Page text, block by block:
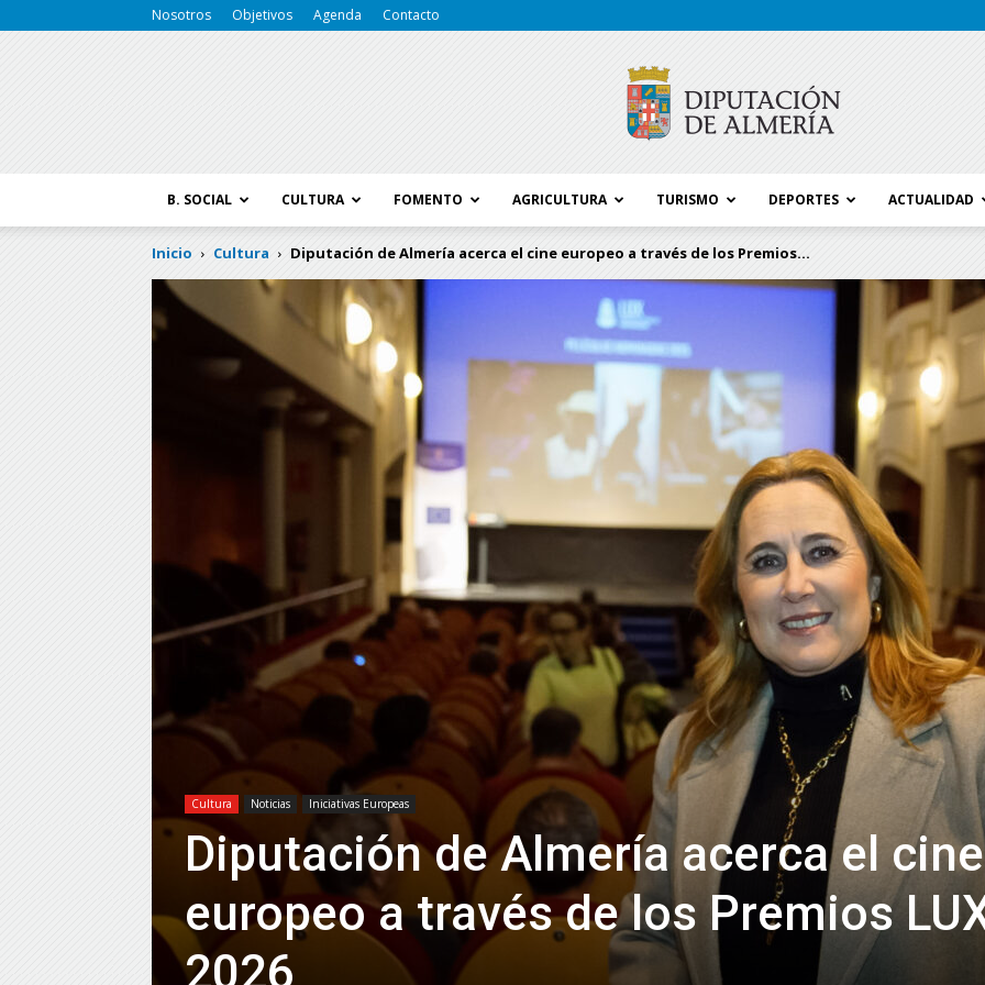
Nosotros Objetivos Agenda Contacto
de
Almería
B. SOCIAL CULTURA FOMENTO AGRICULTURA TURISMO DEPORTES ACTUALIDAD
Inicio Cultura Diputación de Almería acerca el cine europeo a través de los Premios...
Cultura Noticias Iniciativas Europeas
Diputación de Almería acerca el cine
europeo a través de los Premios
2026